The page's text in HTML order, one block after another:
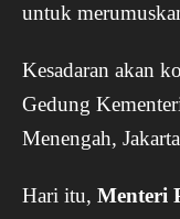
untuk
Kesadaran akan
Gedung
Menengah,
Hari itu, Menteri